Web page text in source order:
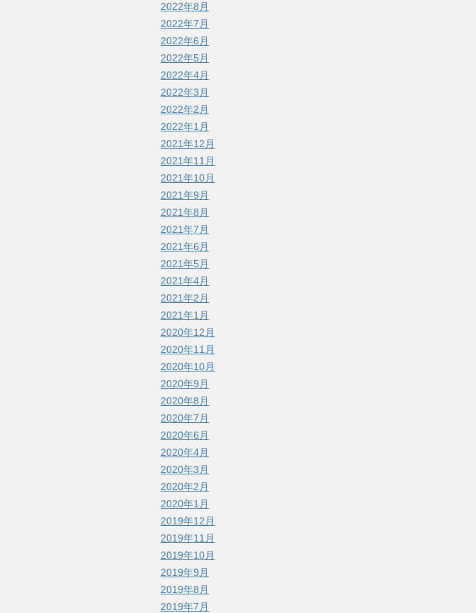
2022年8月
2022年7月
2022年6月
2022年5月
2022年4月
2022年3月
2022年2月
2022年1月
2021年12月
2021年11月
2021年10月
2021年9月
2021年8月
2021年7月
2021年6月
2021年5月
2021年4月
2021年2月
2021年1月
2020年12月
2020年11月
2020年10月
2020年9月
2020年8月
2020年7月
2020年6月
2020年4月
2020年3月
2020年2月
2020年1月
2019年12月
2019年11月
2019年10月
2019年9月
2019年8月
2019年7月